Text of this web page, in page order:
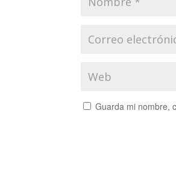
Guarda mi nombre,